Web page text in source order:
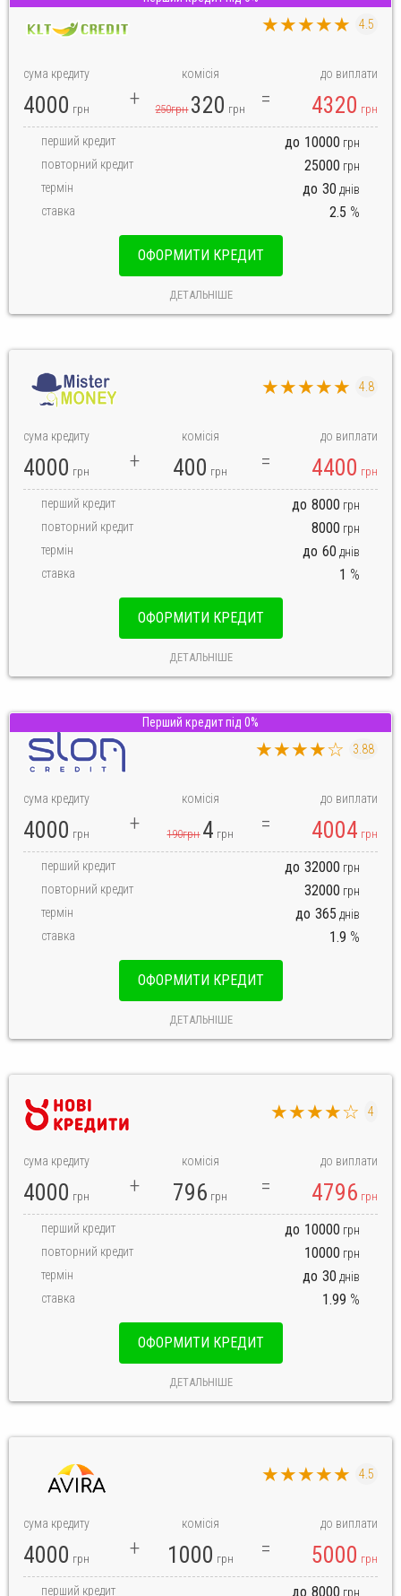
★★★★★ 4.5
до виплати
4320 грн
сума кредиту
4000 грн
комісія
250грн 320 грн
перший кредит до 10000 грн
повторний кредит
25000 грн
термін
до 30 днів
ставка
2.5 %
ОФОРМИТИ КРЕДИТ
ДЕТАЛЬНІШЕ
★★★★★ 4.8
до виплати
4400 грн
сума кредиту
4000 грн
комісія
400 грн
перший кредит до 8000 грн
повторний кредит
8000 грн
термін
до 60 днів
ставка
1 %
ОФОРМИТИ КРЕДИТ
ДЕТАЛЬНІШЕ
★★★★☆ 3.88
до виплати
4004 грн
сума кредиту
4000 грн
комісія
190грн 4 грн
перший кредит до 32000 грн
повторний кредит
32000 грн
термін
до 365 днів
ставка
1.9 %
Перший кредит під 0%
ОФОРМИТИ КРЕДИТ
ДЕТАЛЬНІШЕ
★★★★☆ 4
до виплати
4796 грн
сума кредиту
4000 грн
комісія
796 грн
перший кредит до 10000 грн
повторний кредит
10000 грн
термін
до 30 днів
ставка
1.99 %
ОФОРМИТИ КРЕДИТ
ДЕТАЛЬНІШЕ
★★★★★ 4.5
до виплати
5000 грн
сума кредиту
4000 грн
комісія
1000 грн
перший кредит до 8000 грн